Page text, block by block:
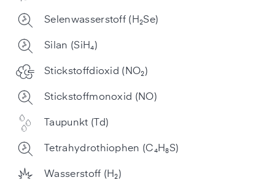
Selenwasserstoff (H₂Se)
Silan (SiH₄)
Stickstoffdioxid (NO₂)
Stickstoffmonoxid (NO)
Taupunkt (Td)
Tetrahydrothiophen (C₄H₈S)
Wasserstoff (H₂)